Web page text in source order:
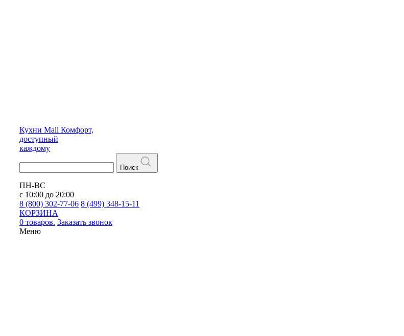
Кухни Mall Комфорт,
доступный
каждому
Поиск
ПН-ВС
с 10:00 до 20:00
8 (800) 302-77-06 8 (499) 348-15-11
КОРЗИНА
0 товаров. Заказать звонок
Меню